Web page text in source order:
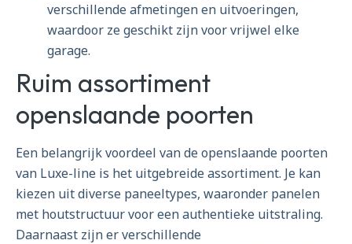
verschillende afmetingen en uitvoeringen,
waardoor ze geschikt zijn voor vrijwel elke
garage.
Ruim assortiment
openslaande poorten
Een belangrijk voordeel van de openslaande poorten
van Luxe-line is het uitgebreide assortiment. Je kan
kiezen uit diverse paneeltypes, waaronder panelen
met houtstructuur voor een authentieke uitstraling.
Daarnaast zijn er verschillende